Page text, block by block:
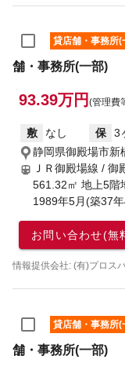
貸店舗・事務所(
舗・事務所(一部)
93.39万円 (管理費
敷 なし 保 3
静岡県御殿場市新
ＪＲ御殿場線 / 御
561.32㎡ 地上5階
1989年5月(築37
お問い合わせ(無
情報提供会社: (有)プロス
貸店舗・事務所(
舗・事務所(一部)